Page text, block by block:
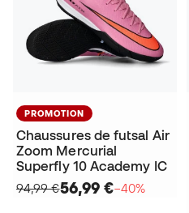
PROMOTION
Chaussures de futsal Air
Zoom Mercurial
Superfly 10 Academy IC
94,99 €56,99 €−40%